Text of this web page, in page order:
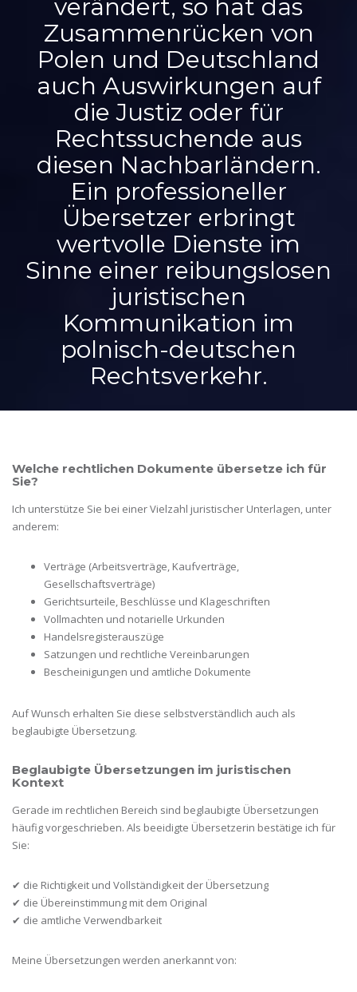
verändert, so hat das
Zusammenrücken von
Polen und Deutschland
auch Auswirkungen auf
die Justiz oder für
Rechtssuchende aus
diesen Nachbarländern.
Ein professioneller
Übersetzer erbringt
wertvolle Dienste im
Sinne einer reibungslosen
juristischen
Kommunikation im
polnisch-deutschen
Rechtsverkehr.
Welche rechtlichen Dokumente übersetze ich für
Sie?
Ich unterstütze Sie bei einer Vielzahl juristischer Unterlagen, unter
anderem:
Verträge (Arbeitsverträge, Kaufverträge,
Gesellschaftsverträge)
Gerichtsurteile, Beschlüsse und Klageschriften
Vollmachten und notarielle Urkunden
Handelsregisterauszüge
Satzungen und rechtliche Vereinbarungen
Bescheinigungen und amtliche Dokumente
Auf Wunsch erhalten Sie diese selbstverständlich auch als
beglaubigte Übersetzung.
Beglaubigte Übersetzungen im juristischen
Kontext
Gerade im rechtlichen Bereich sind beglaubigte Übersetzungen
häufig vorgeschrieben. Als beeidigte Übersetzerin bestätige ich für
Sie:
✔ die Richtigkeit und Vollständigkeit der Übersetzung
✔ die Übereinstimmung mit dem Original
✔ die amtliche Verwendbarkeit
Meine Übersetzungen werden anerkannt von: